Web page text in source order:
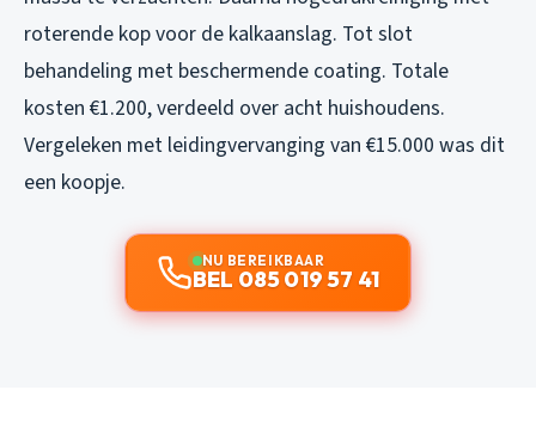
roterende kop voor de kalkaanslag. Tot slot
behandeling met beschermende coating. Totale
kosten €1.200, verdeeld over acht huishoudens.
Vergeleken met leidingvervanging van €15.000 was dit
een koopje.
NU BEREIKBAAR
BEL 085 019 57 41